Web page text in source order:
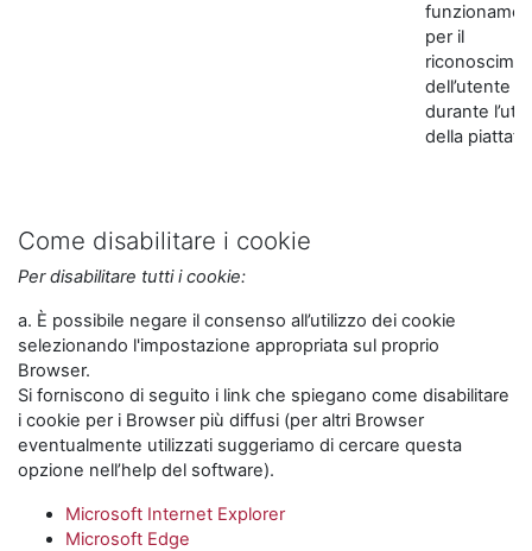
per il
dell’utente
durante
della
Come disabilitare i cookie
Per disabilitare tutti i cookie:
a. È possibile negare il consenso all’utilizzo dei cookie
selezionando l'impostazione appropriata sul proprio
Browser.
Si forniscono di seguito i link che spiegano come disabilitare
i cookie per i Browser più diffusi (per altri Browser
eventualmente utilizzati suggeriamo di cercare questa
opzione nell’help del software).
Microsoft Internet Explorer
Microsoft Edge